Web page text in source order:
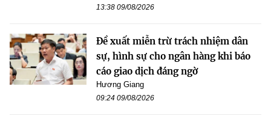
13:38 09/08/2026
Đề xuất miễn trừ trách nhiệm dân
sự, hình sự cho ngân hàng khi báo
cáo giao dịch đáng ngờ
Hương Giang
09:24 09/08/2026